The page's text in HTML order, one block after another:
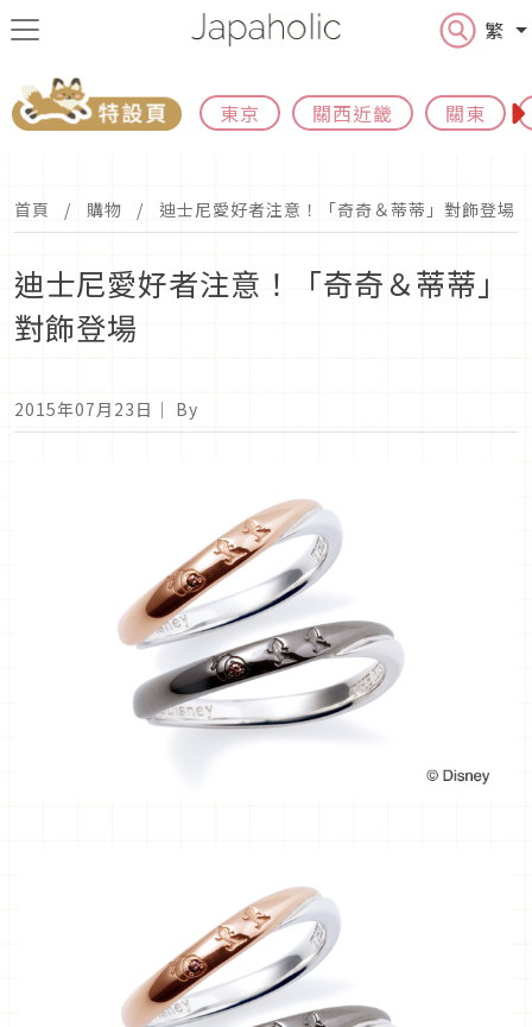
繁
東京 關西近畿 關東
首頁 購物 迪士尼愛好者注意！「奇奇＆蒂蒂」對飾登場
迪士尼愛好者注意！「奇奇＆蒂蒂」
對飾登場
2015年07月23日 ｜ By